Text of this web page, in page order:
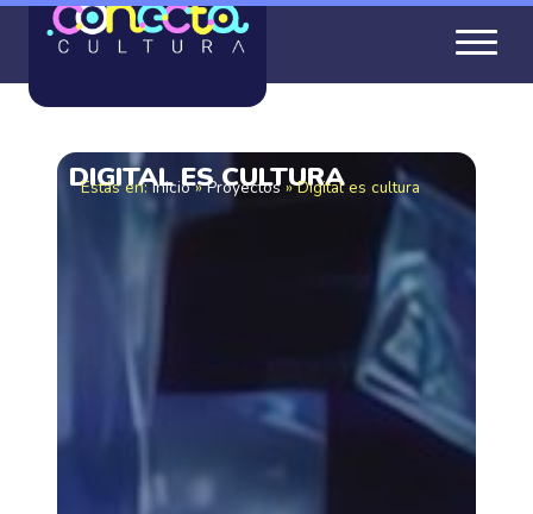
DIGITAL ES CULTURA
Estás en:Inicio»Proyectos »Digital es cultura